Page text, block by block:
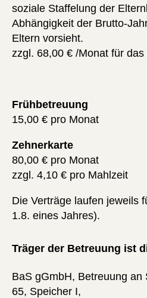
soziale Staffelung der
Abhängigkeit der Brutto-
Eltern vorsieht.
zzgl. 68,00 € /Monat für das
Frühbetreuung
15,00 € pro Monat
Zehnerkarte
80,00 € pro Monat
zzgl. 4,10 € pro Mahlzeit
Die Verträge laufen jeweils
1.8. eines Jahres).
Träger der Betreuung ist
BaS gGmbH, Betreuung
65, Speicher I,